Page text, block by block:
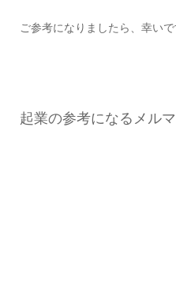
ご参考になりましたら、幸いで
起業の参考になるメル